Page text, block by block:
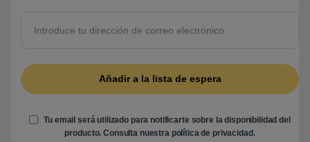
b
a
d
n
u
n
Tu email será utilizado para notificarte sobre la disponibilidad del
producto. Consulta nuestra política de privacidad.